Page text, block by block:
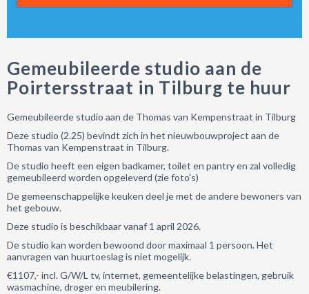
Gemeubileerde studio aan de
Poirtersstraat in Tilburg te huur
Gemeubileerde studio aan de Thomas van Kempenstraat in Tilburg
Deze studio (2.25) bevindt zich in het nieuwbouwproject aan de
Thomas van Kempenstraat in Tilburg.
De studio heeft een eigen badkamer, toilet en pantry en zal volledig
gemeubileerd worden opgeleverd (zie foto's)
De gemeenschappelijke keuken deel je met de andere bewoners van
het gebouw.
Deze studio is beschikbaar vanaf 1 april 2026.
De studio kan worden bewoond door maximaal 1 persoon. Het
aanvragen van huurtoeslag is niet mogelijk.
€1107,- incl. G/W/L tv, internet, gemeentelijke belastingen, gebruik
wasmachine, droger en meubilering.